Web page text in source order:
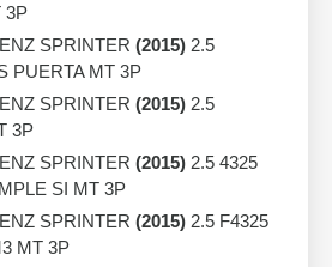
3P
SPRINTER (2015) 2.5
PUERTA MT 3P
SPRINTER (2015) 2.5
3P
SPRINTER (2015) 2.5 4325
SI MT 3P
SPRINTER (2015) 2.5 F4325
MT 3P